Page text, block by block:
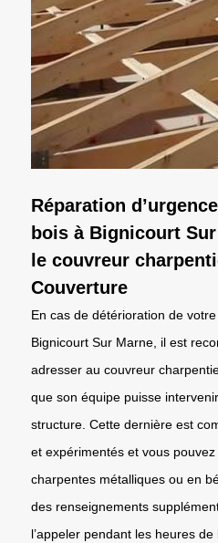
Réparation
bois à Bignicourt
le couvreur
Couverture
En cas de détérioration de
Bignicourt Sur Marne, il est
adresser au couvreur
que son équipe puisse
structure. Cette dernière est
et expérimentés et vous
charpentes métalliques ou en
des renseignements
l’appeler pendant les heures